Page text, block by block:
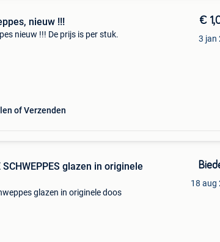
nieuw !!!
nieuw !!! De prijs is per stuk.
of Verzenden
€
3 jan
SCHWEPPES glazen in originele
glazen in originele doos
18 aug